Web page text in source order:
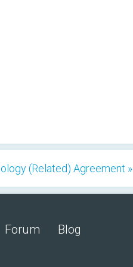
(Related) Agreement »
Forum Blog